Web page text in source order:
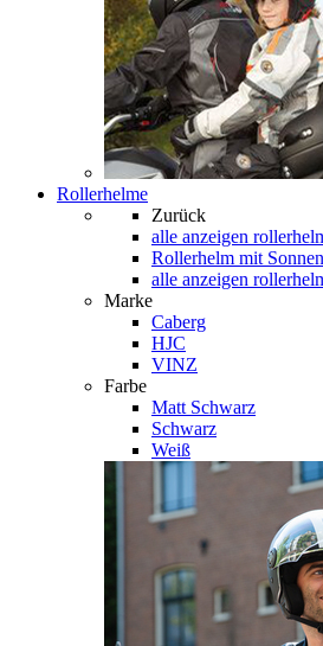
Rollerhelme
Zurück
alle anzeigen
Rollerhelm mit
alle anzeigen
Marke
Caberg
HJC
VINZ
Farbe
Matt Schwarz
Schwarz
Weiß